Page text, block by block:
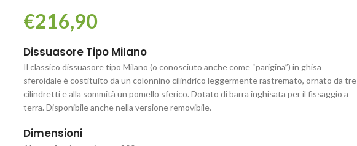
€216,90
Dissuasore Tipo Milano
Il classico dissuasore tipo Milano (o conosciuto anche come “parigina”) in ghisa
sferoidale è costituito da un colonnino cilindrico leggermente rastremato, ornato da tre
cilindretti e alla sommità un pomello sferico. Dotato di barra inghisata per il fissaggio a
terra. Disponibile anche nella versione removibile.
Dimensioni